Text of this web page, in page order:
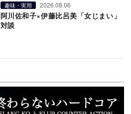
趣味・実用 2026.08.06
阿川佐和子×伊藤比呂美「女じまい」
対談